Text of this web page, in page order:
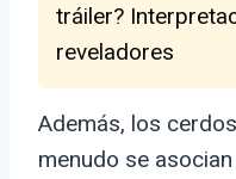
tráiler?
reveladores
Además, los
menudo se